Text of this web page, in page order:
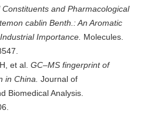
and Pharmacological
cablin Benth.: An Aromatic
Importance. Molecules.
et al. GC–MS fingerprint of
in China. Journal of
Biomedical Analysis.